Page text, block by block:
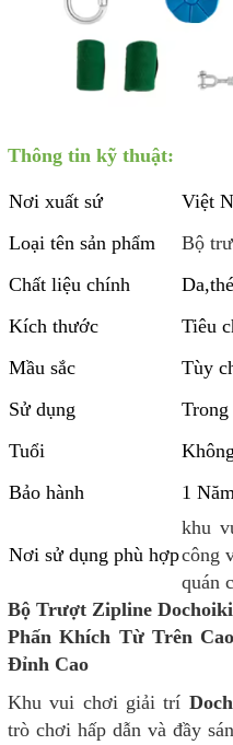
Thông tin kỹ thuật:
Nơi xuất sứ
Việt
Loại tên sản phẩm
Bộ
Chất liệu chính
Kích thước
Tiêu
Mầu sắc
Tùy
Sử dụng
Trong
Tuổi
Bảo hành
1
Nơi sử dụng phù hợp
khu
công
quán
Bộ Trượt Zipline
Phấn Khích Từ Trên
Đỉnh Cao
Khu vui chơi giải trí
trò chơi hấp dẫn và đầy